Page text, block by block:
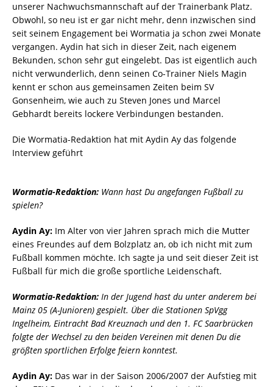
unserer Nachwuchsmannschaft auf der Trainerbank Platz.
Obwohl, so neu ist er gar nicht mehr, denn inzwischen sind
seit seinem Engagement bei Wormatia ja schon zwei Monate
vergangen. Aydin hat sich in dieser Zeit, nach eigenem
Bekunden, schon sehr gut eingelebt. Das ist eigentlich auch
nicht verwunderlich, denn seinen Co-Trainer Niels Magin
kennt er schon aus gemeinsamen Zeiten beim SV
Gonsenheim, wie auch zu Steven Jones und Marcel
Gebhardt bereits lockere Verbindungen bestanden.
Die Wormatia-Redaktion hat mit Aydin Ay das folgende
Interview geführt
Wormatia-Redaktion: Wann hast Du angefangen Fußball zu
spielen?
Aydin Ay: Im Alter von vier Jahren sprach mich die Mutter
eines Freundes auf dem Bolzplatz an, ob ich nicht mit zum
Fußball kommen möchte. Ich sagte ja und seit dieser Zeit ist
Fußball für mich die große sportliche Leidenschaft.
Wormatia-Redaktion: In der Jugend hast du unter anderem bei
Mainz 05 (A-Junioren) gespielt. Über die Stationen SpVgg
Ingelheim, Eintracht Bad Kreuznach und den 1. FC Saarbrücken
folgte der Wechsel zu den beiden Vereinen mit denen Du die
größten sportlichen Erfolge feiern konntest.
Aydin Ay: Das war in der Saison 2006/2007 der Aufstieg mit